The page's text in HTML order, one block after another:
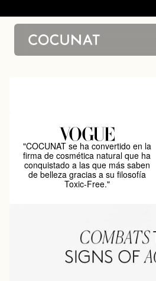
"COCUNAT se ha convertido en la
firma de cosmética natural que ha
conquistado a las que más saben
de belleza gracias a su filosofía
Toxic-Free."